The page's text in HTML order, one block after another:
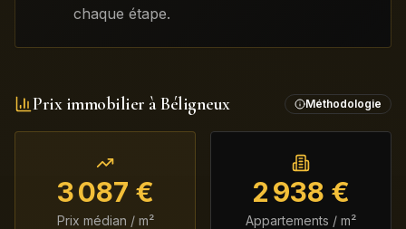
chaque étape.
Prix immobilier àBéligneux Méthodologie
3 087 €
Prix médian / m²
2 938 €
Appartements / m²